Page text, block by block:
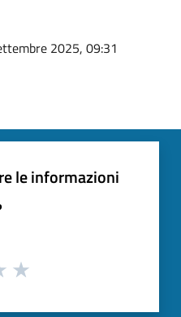
2025, 09:31
le informazioni